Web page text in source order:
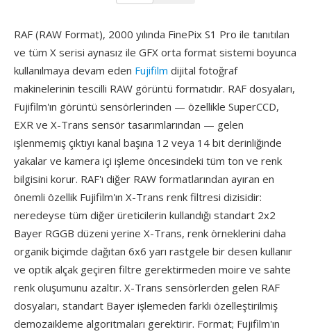
RAF (RAW Format), 2000 yılında FinePix S1 Pro ile tanıtılan
ve tüm X serisi aynasız ile GFX orta format sistemi boyunca
kullanılmaya devam eden Fujifilm dijital fotoğraf
makinelerinin tescilli RAW görüntü formatıdır. RAF dosyaları,
Fujifilm'ın görüntü sensörlerinden — özellikle SuperCCD,
EXR ve X-Trans sensör tasarımlarından — gelen
işlenmemiş çıktıyı kanal başına 12 veya 14 bit derinliğinde
yakalar ve kamera içi işleme öncesindeki tüm ton ve renk
bilgisini korur. RAF'ı diğer RAW formatlarından ayıran en
önemli özellik Fujifilm'ın X-Trans renk filtresi dizisidir:
neredeyse tüm diğer üreticilerin kullandığı standart 2x2
Bayer RGGB düzeni yerine X-Trans, renk örneklerini daha
organik biçimde dağıtan 6x6 yarı rastgele bir desen kullanır
ve optik alçak geçiren filtre gerektirmeden moire ve sahte
renk oluşumunu azaltır. X-Trans sensörlerden gelen RAF
dosyaları, standart Bayer işlemeden farklı özelleştirilmiş
demozaikleme algoritmaları gerektirir. Format; Fujifilm'ın